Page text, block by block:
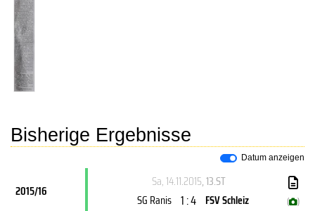
Bisherige Ergebnisse
Datum anzeigen
2015/16
Sa, 14.11.2015, 13.ST
SG Ranis 1 : 4 FSV Schleiz ( )